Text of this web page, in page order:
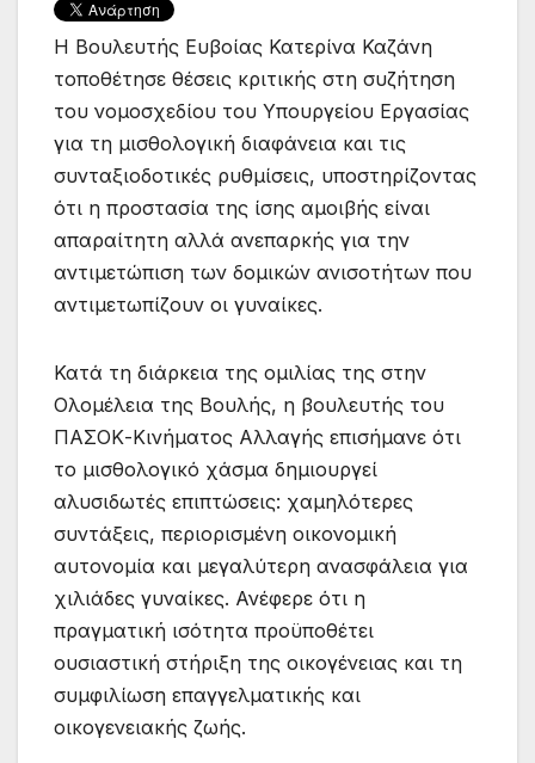
Η Βουλευτής Ευβοίας Κατερίνα Καζάνη
τοποθέτησε θέσεις κριτικής στη συζήτηση
του νομοσχεδίου του Υπουργείου Εργασίας
για τη μισθολογική διαφάνεια και τις
συνταξιοδοτικές ρυθμίσεις, υποστηρίζοντας
ότι η προστασία της ίσης αμοιβής είναι
απαραίτητη αλλά ανεπαρκής για την
αντιμετώπιση των δομικών ανισοτήτων που
αντιμετωπίζουν οι γυναίκες.
Κατά τη διάρκεια της ομιλίας της στην
Ολομέλεια της Βουλής, η βουλευτής του
ΠΑΣΟΚ-Κινήματος Αλλαγής επισήμανε ότι
το μισθολογικό χάσμα δημιουργεί
αλυσιδωτές επιπτώσεις: χαμηλότερες
συντάξεις, περιορισμένη οικονομική
αυτονομία και μεγαλύτερη ανασφάλεια για
χιλιάδες γυναίκες. Ανέφερε ότι η
πραγματική ισότητα προϋποθέτει
ουσιαστική στήριξη της οικογένειας και τη
συμφιλίωση επαγγελματικής και
οικογενειακής ζωής.